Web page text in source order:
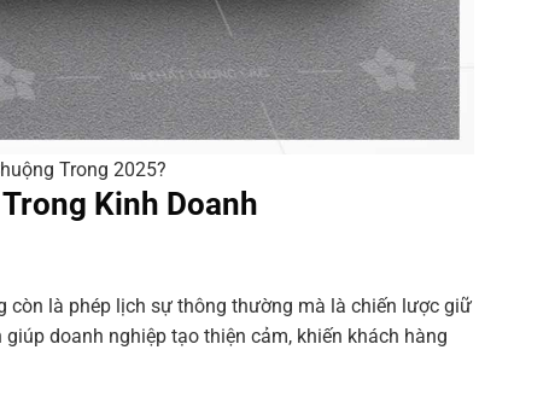
Trong 2025?
Kinh Doanh
còn là phép lịch sự thông thường mà là chiến lược giữ
doanh nghiệp tạo thiện cảm, khiến khách hàng